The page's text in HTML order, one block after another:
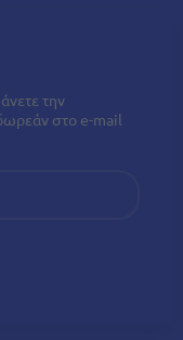
την
στο e-mail